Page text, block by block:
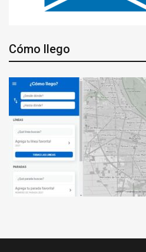
Cómo llego